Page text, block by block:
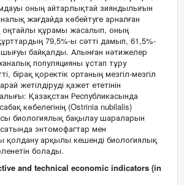
оның айтарлықтай зияндылығын
жағдайда көбейтуге арналған
құрамы жасалып, оның
79,5%-ы сәтті дамып, 61,5%-
байқалды. Алынған нәтижелер
популяцияны ұстап тұру
бірақ қоректік ортаның мезгіл-мезгіл
жетілдіруді қажет ететінін
Қазақстан Республикасында
көбелегінің (Ostrinia nubilalis)
биологиялық бақылау шараларын
энтомофагтар мен
қолдану арқылы кешенді биологиялық
болады.
and technical economic indicators (in